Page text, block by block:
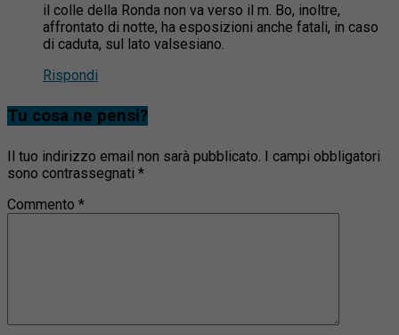
il colle della Ronda non va verso il m. Bo, inoltre,
affrontato di notte, ha esposizioni anche fatali, in caso
di caduta, sul lato valsesiano.
Rispondi
Tu cosa ne pensi?
Il tuo indirizzo email non sarà pubblicato. I campi obbligatori
sono contrassegnati *
Commento *